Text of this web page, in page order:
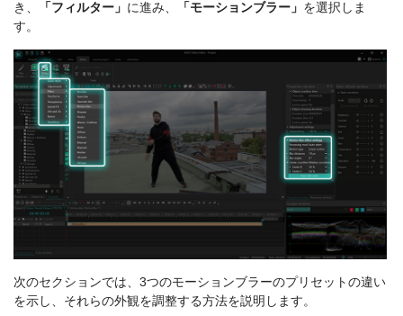
き、
「フィルター」 に進み、 「モーションブラー」 を選択しま
す。
次のセクションでは、3つのモーションブラーのプリセットの違い
を示し、それらの外観を調整する方法を説明します。